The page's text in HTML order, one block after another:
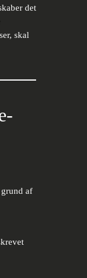
det
skal
af